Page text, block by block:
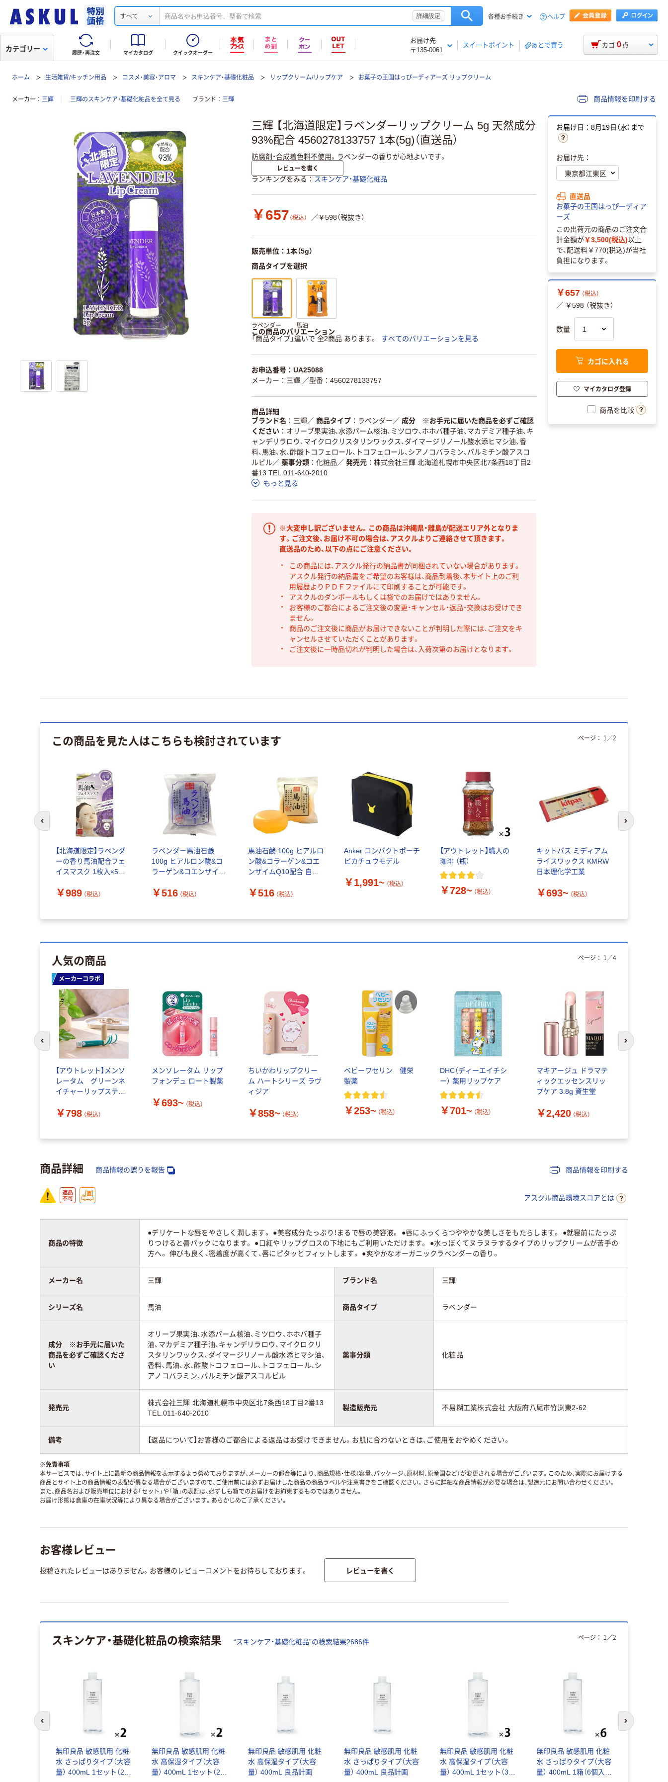
すべて 詳細設定 各種お手続き ヘルプ
履歴・再注文 マイカタログ クイックオーダー
お届け先
〒135-0061
スイートポイント あとで買う
カテゴリー カゴ 0 点
ホーム 生活雑貨/キッチン用品 コスメ・美容・アロマ スキンケア・基礎化粧品 リップクリーム/リップケア お菓子の王国はっぴーディアーズ リップクリーム
メーカー 三輝 三輝のスキンケア・基礎化粧品を全て見る ブランド 三輝 商品情報を印刷する
三輝 【北海道限定】ラベンダーリップクリーム 5g 天然成分
93%配合 4560278133757 1本(5g)（直送品）
防腐剤・合成着色料不使用。ラベンダーの香りが心地よいです。
レビューを書く
ランキングをみる スキンケア・基礎化粧品
￥657 （税込） ／￥598（税抜き）
販売単位：1本（5g）
商品タイプを選択
ラベンダー 馬油
この商品のバリエーション
「商品タイプ」違いで 全2商品 あります。
すべてのバリエーションを見る
お申込番号：UA25088
メーカー：三輝 ／型番：4560278133757
商品詳細
ブランド名
三輝／ 商品タイプ ラベンダー ／ 成分 ※お手元に届いた商品を必ずご確認
ください
オリーブ果実油、水添パーム核油、ミツロウ、ホホバ種子油、マカデミア種子油、キ
ャンデリラロウ、マイクロクリスタリンワックス、ダイマージリノール酸水添ヒマシ油、香
料、馬油、水、酢酸トコフェロール、トコフェロール、シアノコバラミン、パルミチン酸アスコ
ルビル／ 薬事分類 化粧品 ／ 発売元
株式会社三輝 北海道札幌市中央区北7条西18丁目2
番13 TEL.011-640-2010
もっと見る
※大変申し訳ございません。この商品は沖縄県・離島が配送エリア外となりま
す。ご注文後、お届け不可の場合は、アスクルよりご連絡させて頂きます。
直送品のため、以下の点にご注意ください。
この商品には、アスクル発行の納品書が同梱されていない場合があります。
アスクル発行の納品書をご希望のお客様は、商品到着後、本サイト上のご利
用履歴よりＰＤＦファイルにて印刷することが可能です。
アスクルのダンボールもしくは袋でのお届けではありません。
お客様のご都合によるご注文後の変更・キャンセル・返品・交換はお受けでき
ません。
商品のご注文後に商品がお届けできないことが判明した際には、ご注文をキ
ャンセルさせていただくことがあります。
ご注文後に一時品切れが判明した場合は、入荷次第のお届けとなります。
お届け日：8月19日（水）まで
お届け先：
直送品
お菓子の王国はっぴーディア
ーズ
この出荷元の商品のご注文合
計金額が￥3,500(税込)以上
で、配送料￥770(税込)が当社
負担になります。
￥657 （税込）
／ ￥598 （税抜き）
数量
カゴに入れる
マイカタログ登録
商品を比較
この商品を見た人はこちらも検討されています
【北海道限定】ラベンダ
ーの香り馬油配合フェ
イスマスク 1枚入×5袋
枚入×5袋)（直送品）
￥989 （税込）
ラベンダー馬油石鹸
100g ヒアルロン酸&コ
ラーゲン&コエンザイム
4560278141646 1個
￥516 （税込）
馬油石鹸 100g ヒアルロ
ン酸&コラーゲン&コエ
ンザイムQ10配合 自然
個(100g)（直送品）
￥516 （税込）
Anker コンパクトポーチ
ピカチュウモデル
￥1,991~ （税込）
【アウトレット】職人の
珈琲 （瓶）
￥728~ （税込）
キットパス ミディアム
ライスワックス KMRW
日本理化学工業
￥693~ （税込）
ページ： 1 ／2
前のスライドへ 次のスライド
人気の商品
メーカーコラボ
【アウトレット】メンソ
レータム グリーンネ
イチャーリップスティ
限定
￥798 （税込）
メンソレータム リップ
フォンデュ ロート製薬
￥693~ （税込）
ちいかわリップクリー
ム ハートシリーズ ラヴ
ィジア
￥858~ （税込）
ベビーワセリン 健栄
製薬
￥253~ （税込）
DHC（ディーエイチシ
ー） 薬用リップケア
￥701~ （税込）
マキアージュ ドラマテ
ィックエッセンスリッ
プケア 3.8g 資生堂
￥2,420 （税込）
ページ： 1 ／4
前のスライドへ 次のスライド
商品詳細 商品情報の誤りを報告 商品情報を印刷する
アスクル商品環境スコアとは
商品の特徴
●デリケートな唇をやさしく潤します。 ●美容成分たっぷり！まるで唇の美容液。 ●唇にふっくらつややかな美しさをもたらします。 ●就寝前にたっぷ
りつけると唇パックになります。 ●口紅やリップグロスの下地にもご利用いただけます。 ●水っぽくてヌラヌラするタイプのリップクリームが苦手の
方へ。 伸びも良く、密着度が高くて、唇にピタッとフィットします。 ●爽やかなオーガニックラベンダーの香り。
メーカー名 三輝 ブランド名 三輝
シリーズ名 馬油 商品タイプ ラベンダー
成分 ※お手元に届いた
商品を必ずご確認くださ
い
オリーブ果実油、水添パーム核油、ミツロウ、ホホバ種子
油、マカデミア種子油、キャンデリラロウ、マイクロクリ
スタリンワックス、ダイマージリノール酸水添ヒマシ油、
香料、馬油、水、酢酸トコフェロール、トコフェロール、シ
アノコバラミン、パルミチン酸アスコルビル
薬事分類 化粧品
発売元
株式会社三輝 北海道札幌市中央区北7条西18丁目2番13
TEL.011-640-2010
製造販売元 不易糊工業株式会社 大阪府八尾市竹渕東2-62
備考 【返品について】お客様のご都合による返品はお受けできません。お肌に合わないときは、ご使用をおやめください。
※免責事項
本サービスでは、サイト上に最新の商品情報を表示するよう努めておりますが、メーカーの都合等により、商品規格・仕様（容量、パッケージ、原材料、原産国など）が変更される場合がございます。このため、実際にお届けする
商品とサイト上の商品情報の表記が異なる場合がございますので、ご使用前には必ずお届けした商品の商品ラベルや注意書きをご確認ください。さらに詳細な商品情報が必要な場合は、製造元にお問い合わせください。
また、商品名および販売単位における「セット」や「箱」の表記は、必ずしも箱でのお届けをお約束するものではありません。
お届け形態は倉庫の在庫状況等により異なる場合がございます。あらかじめご了承ください。
お客様レビュー
投稿されたレビューはありません。お客様のレビューコメントをお待ちしております。 レビューを書く
スキンケア・基礎化粧品の検索結果 “スキンケア・基礎化粧品”の検索結果2686件
無印良品 敏感肌用 化粧
水 さっぱりタイプ（大容
量） 400mL 1セット（2
無印良品 敏感肌用 化粧
水 高保湿タイプ（大容
量） 400mL 1セット（2
無印良品 敏感肌用 化粧
水 高保湿タイプ（大容
量） 400mL 良品計画
無印良品 敏感肌用 化粧
水 さっぱりタイプ（大容
量） 400mL 良品計画
無印良品 敏感肌用 化粧
水 高保湿タイプ（大容
量） 400mL 1セット（3
無印良品 敏感肌用 化粧
水 さっぱりタイプ（大容
量） 400mL 1箱（6個入）
ページ： 1 ／2
次のスライド